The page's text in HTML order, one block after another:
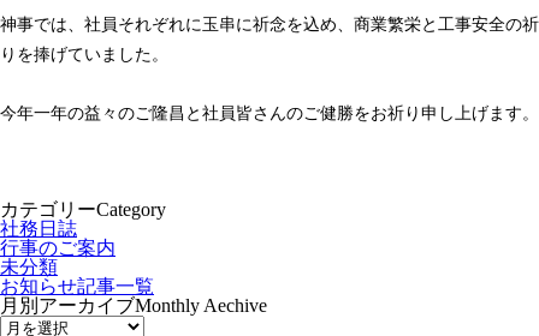
神事では、社員それぞれに玉串に祈念を込め、商業繁栄と工事安全の祈
りを捧げていました。
今年一年の益々のご隆昌と社員皆さんのご健勝をお祈り申し上げます。
カテゴリーCategory
社務日誌
行事のご案内
未分類
お知らせ記事一覧
月別アーカイブMonthly Aechive